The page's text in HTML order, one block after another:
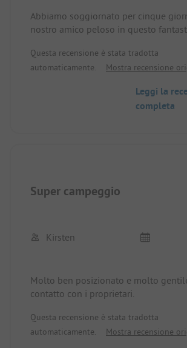
Abbiamo soggiornato per cinque
nostro amico peloso in questo
Siamo arrivati con una roulotte e
prenotato una piazzola Comfort. La
sole. Parcheggio separato per il
Servizi igienici 1a con *. Puliti al top e
Questa recensione è stata tradotta
automaticamente.
Mostra recensione
Leggi la
completa
Super campeggio
Kirsten
Molto ben posizionato e molto
contatto con i proprietari.
Questa recensione è stata tradotta
automaticamente.
Mostra recensione